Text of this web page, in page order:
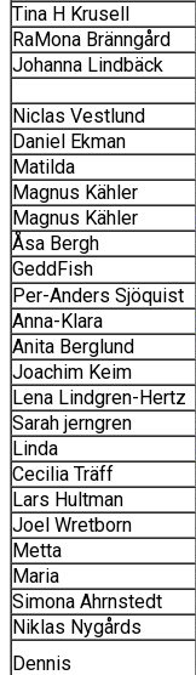
Tina H Krusell
RaMona Bränngård
Johanna Lindbäck
Niclas Vestlund
Daniel Ekman
Matilda
Magnus Kähler
Magnus Kähler
Åsa Bergh
GeddFish
Per-Anders Sjöquist
Anna-Klara
Anita Berglund
Joachim Keim
Lena Lindgren-Hertz
Sarah jerngren
Linda
Cecilia Träff
Lars Hultman
Joel Wretborn
Metta
Maria
Simona Ahrnstedt
Niklas Nygårds
Dennis